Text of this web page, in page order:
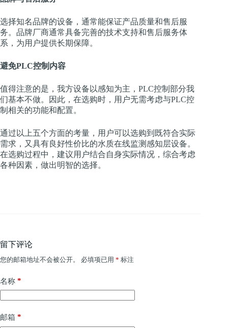
选择知名品牌的设备，通常能保证产品质量和售后服
务。品牌厂商通常具备完善的技术支持和售后服务体
系，为用户提供长期保障。
避免PLC控制内容
值得注意的是，我方设备以感知为主，PLC控制部分我
们基本不做。因此，在选购时，用户无需考虑与PLC控
制相关的功能和配置。
通过以上五个方面的考量，用户可以选购到既符合实际
需求，又具有良好性价比的水质在线监测感知层设备。
在选购过程中，建议用户结合自身实际情况，综合考虑
各种因素，做出明智的选择。
留下评论
您的邮箱地址不会被公开。 必填项已用 * 标注
名称 *
邮箱 *